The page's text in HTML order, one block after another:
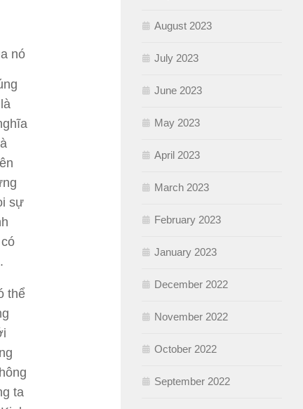
nó
sự
thể
ta
August 2023
July 2023
June 2023
May 2023
April 2023
March 2023
February 2023
January 2023
December 2022
November 2022
October 2022
September 2022